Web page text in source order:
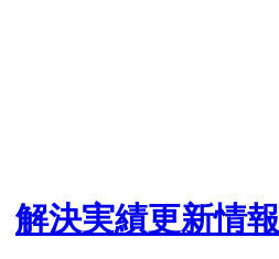
解決実績更新情報